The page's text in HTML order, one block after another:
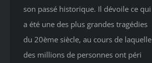
son passé historique. Il dévoile ce qui
a été une des plus grandes tragédies
du 20ème siècle, au cours de laquelle
des millions de personnes ont péri